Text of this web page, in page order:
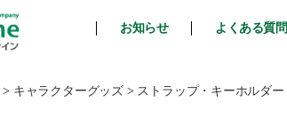
お知らせ よくある質問
> キャラクターグッズ > ストラップ・キーホルダー